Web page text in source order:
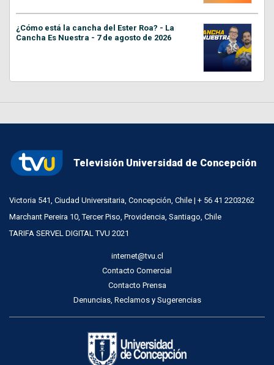
¿Cómo está la cancha del Ester Roa? - La
Cancha Es Nuestra - 7 de agosto de 2026
Televisión Universidad de Concepción
Victoria 541, Ciudad Universitaria, Concepción, Chile | + 56 41 2203262
Marchant Pereira 10, Tercer Piso, Providencia, Santiago, Chile
TARIFA SERVEL DIGITAL TVU 2021
internet@tvu.cl
Contacto Comercial
Contacto Prensa
Denuncias, Reclamos y Sugerencias